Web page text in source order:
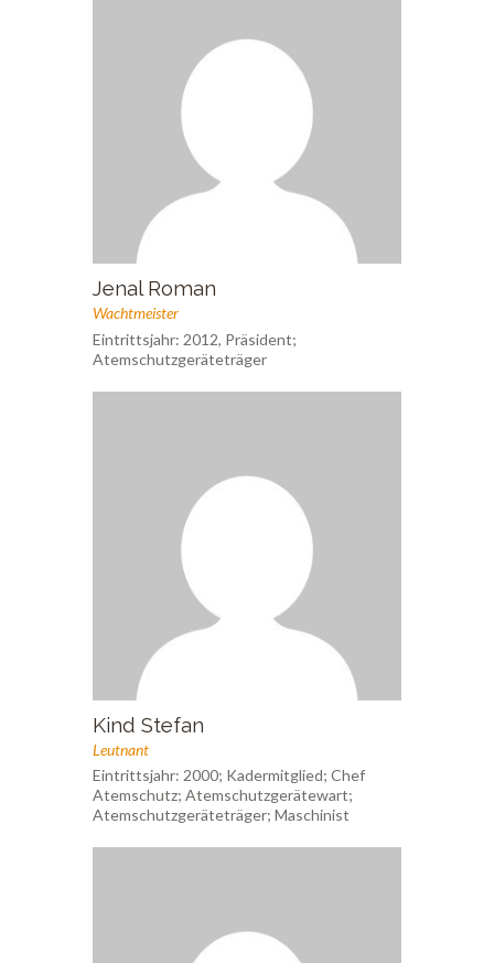
Jenal Roman
Wachtmeister
Eintrittsjahr: 2012, Präsident;
Atemschutzgeräteträger
Kind Stefan
Leutnant
Eintrittsjahr: 2000; Kadermitglied; Chef
Atemschutz; Atemschutzgerätewart;
Atemschutzgeräteträger; Maschinist